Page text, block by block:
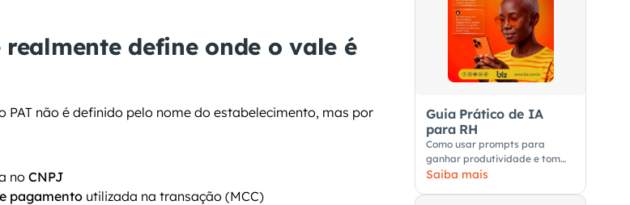
realmente define onde o vale é
no CNPJ
pagamento utilizada na transação (MCC)
Guia Prático de IA
para RH
Como usar prompts para
ganhar produtividade e tomar
melhores decisões
Saiba mais